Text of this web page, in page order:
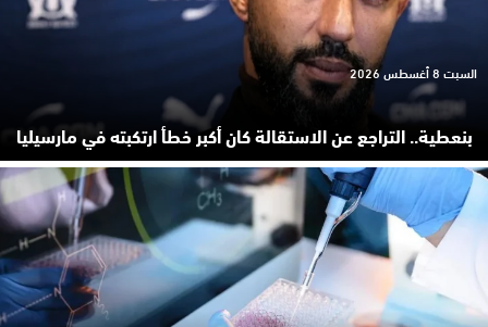
بنعطية.. التراجع عن الاستقالة كان أكبر خطأ ارتكبته في مارسيليا
السبت 8 أغسطس 2026